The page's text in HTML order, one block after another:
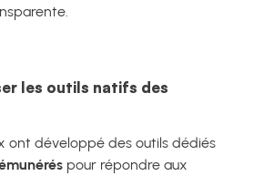
les outils natifs des
ont développé des outils dédiés
pour répondre aux